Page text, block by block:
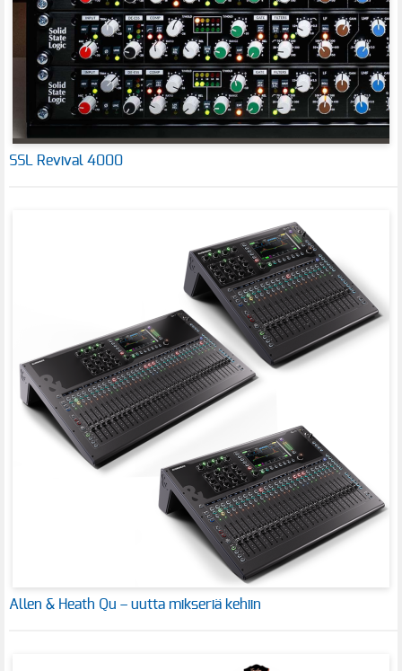
SSL Revival 4000
Allen & Heath Qu – uutta mikseriä kehiin